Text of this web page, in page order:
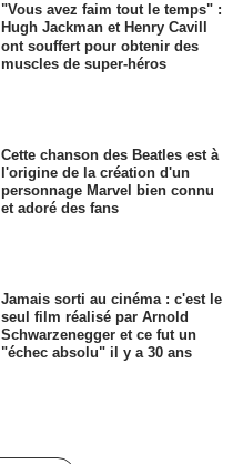
"Vous avez faim tout le temps" :
Hugh Jackman et Henry Cavill
ont souffert pour obtenir des
muscles de super-héros
Cette chanson des Beatles est à
l'origine de la création d'un
personnage Marvel bien connu
et adoré des fans
Jamais sorti au cinéma : c'est le
seul film réalisé par Arnold
Schwarzenegger et ce fut un
"échec absolu" il y a 30 ans